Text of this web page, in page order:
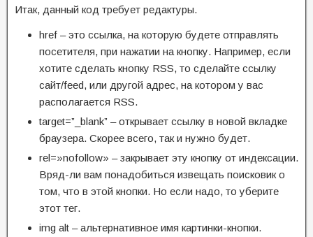
Итак, данный код требует редактуры.
href – это ссылка, на которую будете отправлять
посетителя, при нажатии на кнопку. Например, если
хотите сделать кнопку RSS, то сделайте ссылку
сайт/feed, или другой адрес, на котором у вас
располагается RSS.
target=”_blank” – открывает ссылку в новой вкладке
браузера. Скорее всего, так и нужно будет.
rel=»nofollow» – закрывает эту кнопку от индексации.
Вряд-ли вам понадобиться извещать поисковик о
том, что в этой кнопки. Но если надо, то уберите
этот тег.
img alt – альтернативное имя картинки-кнопки.